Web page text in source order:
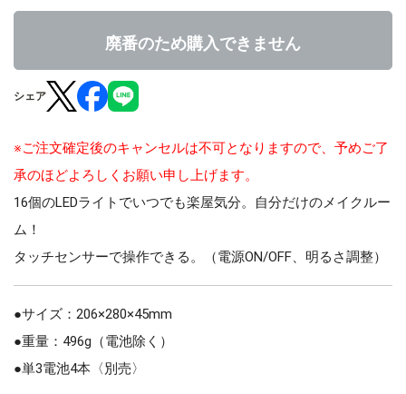
廃番のため購入できません
シェア
※ご注文確定後のキャンセルは不可となりますので、予めご了
承のほどよろしくお願い申し上げます。
16個のLEDライトでいつでも楽屋気分。自分だけのメイクルー
ム！
タッチセンサーで操作できる。（電源ON/OFF、明るさ調整）
●サイズ：206×280×45mm
●重量：496g（電池除く）
●単3電池4本〈別売〉